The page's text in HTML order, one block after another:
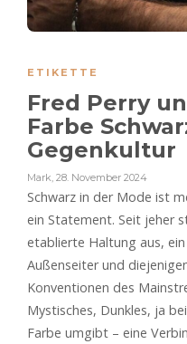
ETIKETTE
Fred Perry
Farbe
Gegenkultur
Mark, 28. November 2024
Schwarz in der Mode ist
ein Statement. Seit jeher
etablierte Haltung aus,
Außenseiter und
Konventionen des
Mystisches, Dunkles, ja
Farbe umgibt – eine